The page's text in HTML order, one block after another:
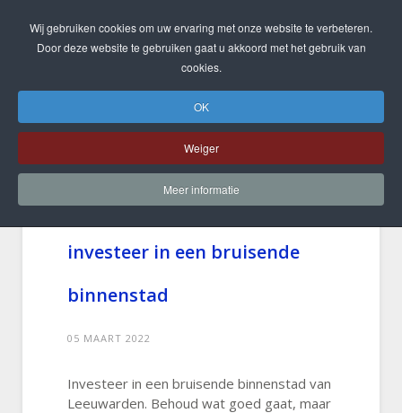
Opiniestuk Friesch Dagblad:
investeer in een bruisende
binnenstad
05 MAART 2022
Investeer in een bruisende binnenstad van
Leeuwarden. Behoud wat goed gaat, maar
Wij gebruiken cookies om uw ervaring met onze website te verbeteren.
Door deze website te gebruiken gaat u akkoord met het gebruik van
cookies.
OK
Weiger
Meer informatie